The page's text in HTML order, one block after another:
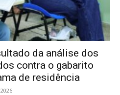
da análise dos
contra o gabarito
de residência